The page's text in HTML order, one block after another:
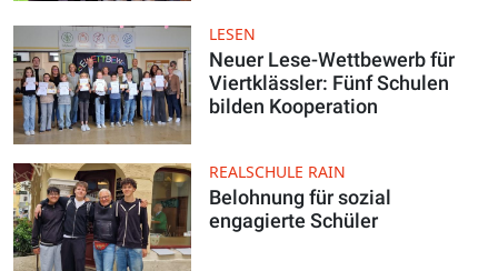
LESEN
Neuer Lese-Wettbewerb für
Viertklässler: Fünf Schulen
bilden Kooperation
REALSCHULE RAIN
Belohnung für sozial
engagierte Schüler